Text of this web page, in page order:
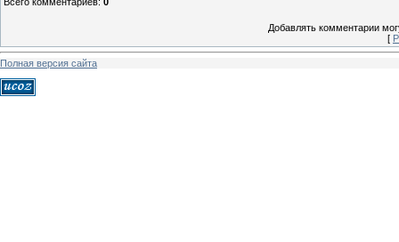
Добавлять комментарии
[
Полная версия сайта